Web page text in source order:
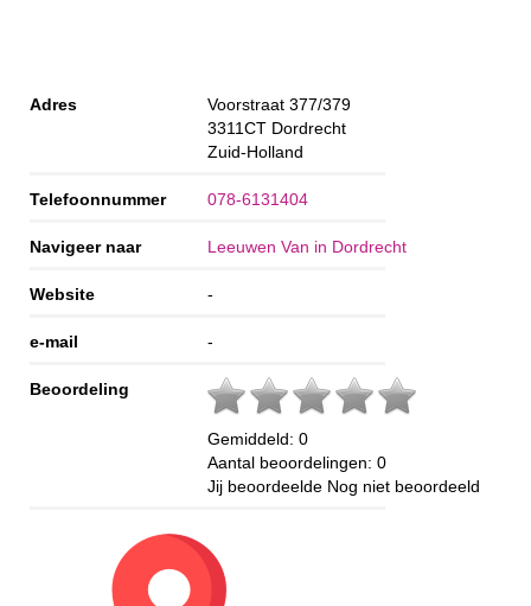
Adres
Voorstraat 377/379
3311CT Dordrecht
Zuid-Holland
Telefoonnummer 078-6131404
Navigeer naar Leeuwen Van in Dordrecht
Website -
e-mail -
Beoordeling
Gemiddeld: 0
Aantal beoordelingen: 0
Jij beoordeelde Nog niet beoordeeld